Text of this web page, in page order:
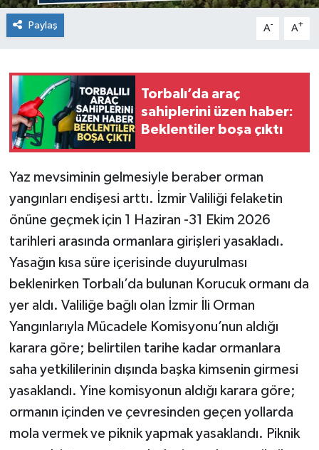
Paylaş A- A+
Torbalı’da araç
sahiplerini üzen haber:
Beklentiler boşa çıktı
Yaz mevsiminin gelmesiyle beraber orman
yangınları endişesi arttı. İzmir Valiliği felaketin
önüne geçmek için 1 Haziran -31 Ekim 2026
tarihleri arasında ormanlara girişleri yasakladı.
Yasağın kısa süre içerisinde duyurulması
beklenirken Torbalı’da bulunan Korucuk ormanı da
yer aldı. Valiliğe bağlı olan İzmir İli Orman
Yangınlarıyla Mücadele Komisyonu’nun aldığı
karara göre; belirtilen tarihe kadar ormanlara
saha yetkililerinin dışında başka kimsenin girmesi
yasaklandı. Yine komisyonun aldığı karara göre;
ormanın içinden ve çevresinden geçen yollarda
mola vermek ve piknik yapmak yasaklandı. Piknik